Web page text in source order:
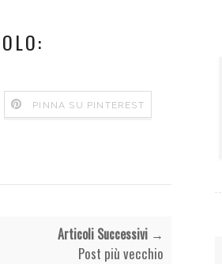
PINNA SU PINTEREST
Articoli Successivi →
Post più vecchio